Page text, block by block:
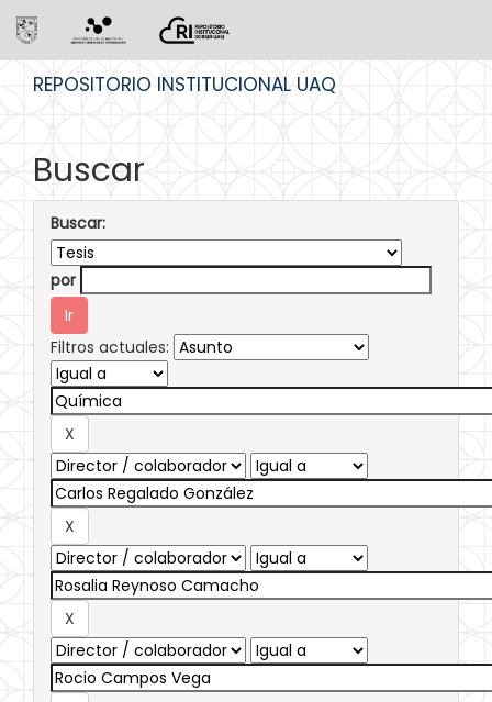
REPOSITORIO INSTITUCIONAL UAQ
Buscar
Buscar:
por
Filtros actuales: